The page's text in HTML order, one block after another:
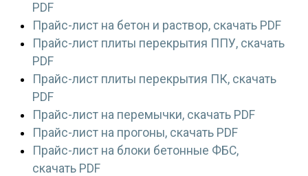
PDF
Прайс-лист на бетон и раствор, скачать PDF
Прайс-лист плиты перекрытия ППУ, скачать
PDF
Прайс-лист плиты перекрытия ПК, скачать
PDF
Прайс-лист на перемычки, скачать PDF
Прайс-лист на прогоны, скачать PDF
Прайс-лист на блоки бетонные ФБС,
скачать PDF